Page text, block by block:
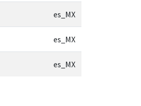
es_MX
es_MX
es_MX